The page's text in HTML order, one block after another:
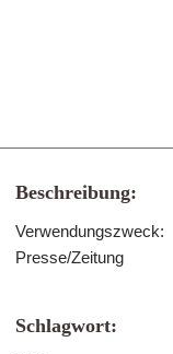
Beschreibung:
Verwendungszweck:
Presse/Zeitung
Schlagwort: